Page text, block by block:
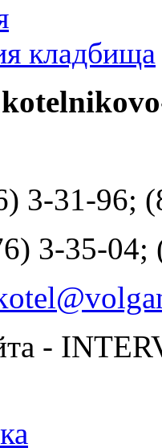
кладбища
3-31-96;
3-35-04;
-